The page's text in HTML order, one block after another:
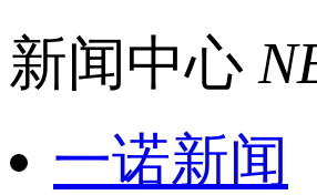
新闻中心
一诺新闻